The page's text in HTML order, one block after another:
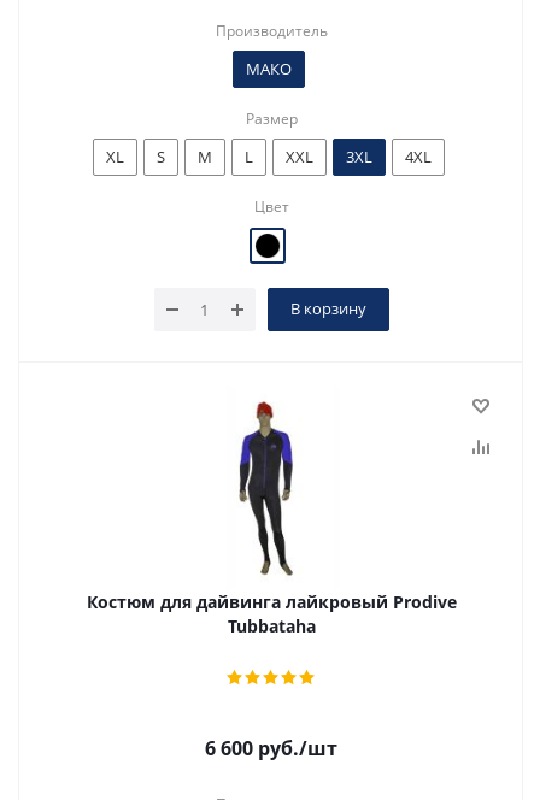
Производитель
МАКО
Размер
XL S M L XXL 3XL 4XL
Цвет
В корзину
Костюм для дайвинга лайкровый Prodive
Tubbataha
6 600 руб./шт